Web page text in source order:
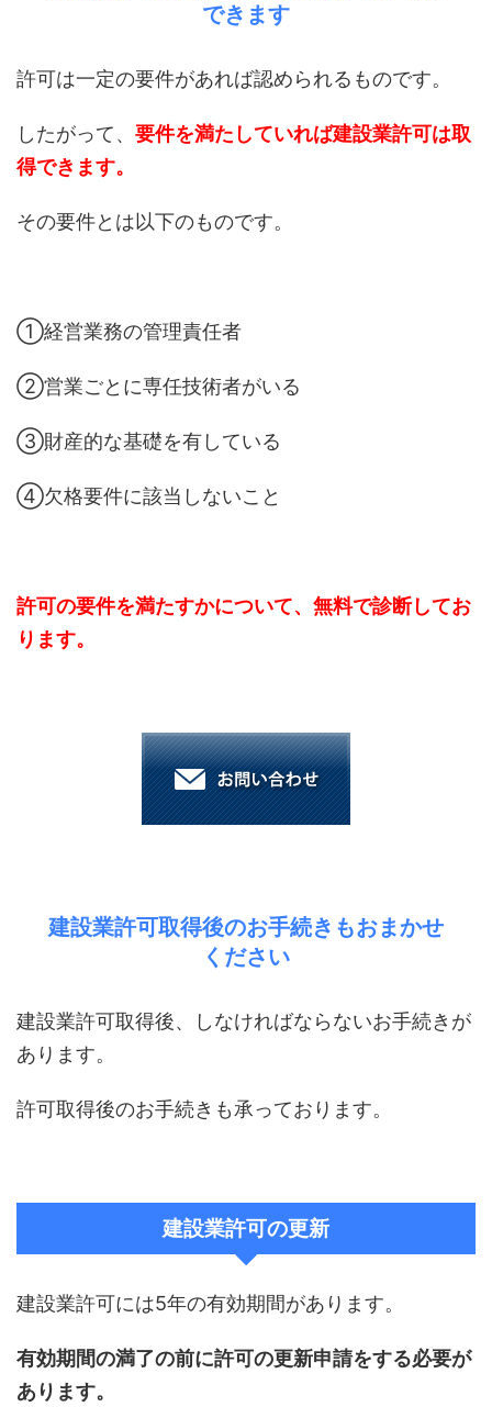
できます
許可は一定の要件があれば認められるものです。
したがって、 要件を満たしていれば建設業許可は取
得できます。
その要件とは以下のものです。
①経営業務の管理責任者
②営業ごとに専任技術者がいる
③財産的な基礎を有している
④欠格要件に該当しないこと
許可の要件を満たすかについて、無料で診断してお
ります。
建設業許可取得後のお手続きもおまかせ
ください
建設業許可取得後、しなければならないお手続きが
あります。
許可取得後のお手続きも承っております。
建設業許可の更新
建設業許可には5年の有効期間があります。
有効期間の満了の前に許可の更新申請をする必要が
あります。